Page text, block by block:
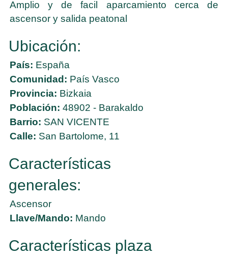
Amplio y de facil aparcamiento cerca de
ascensor y salida peatonal
Ubicación:
País: España
Comunidad: País Vasco
Provincia: Bizkaia
Población: 48902 - Barakaldo
Barrio: SAN VICENTE
Calle: San Bartolome, 11
Características
generales:
Ascensor
Llave/Mando: Mando
Características plaza